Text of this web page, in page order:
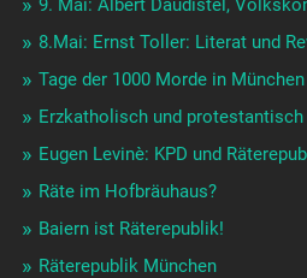
8.Mai: Ernst Toller: Literat und
Tage der 1000 Morde in München
Erzkatholisch und
Eugen Levinè: KPD und
Räte im Hofbräuhaus?
Baiern ist Räterepublik!
Räterepublik München